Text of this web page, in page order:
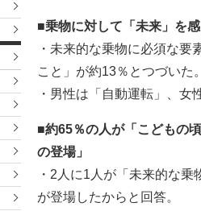
■乗物に対して「未来」を
・未来的な乗物に必須な
こと」が約13％とつづいた。
・男性は「自動運転」、女
■約65％の人が「こどもの
の登場」
・2人に1人が「未来的な
が登場したからと回答。